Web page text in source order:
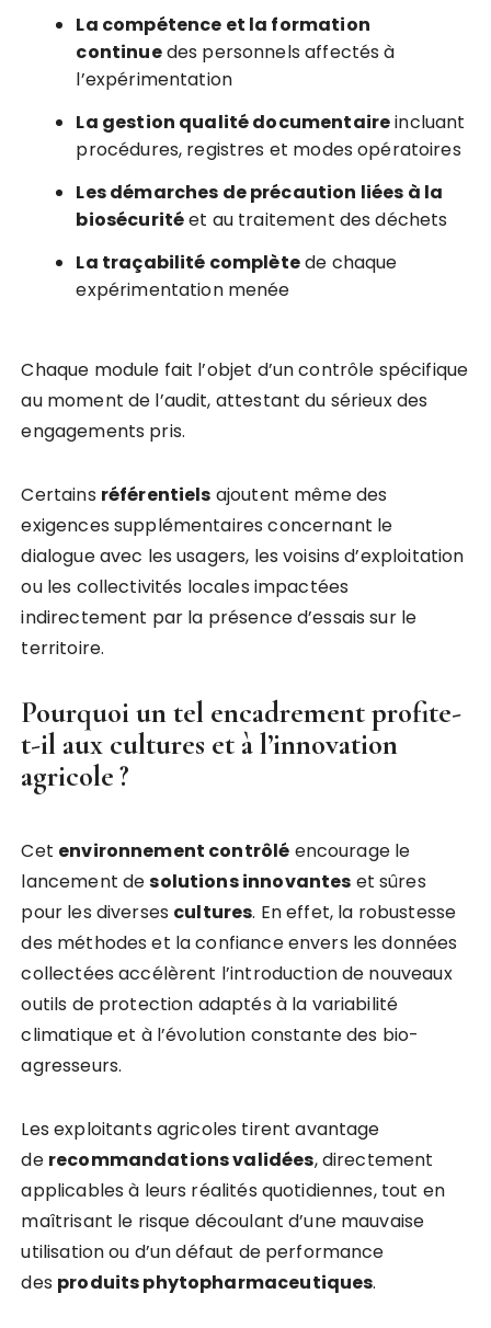
La compétence et la formation
continuedes personnels affectés à
l’expérimentation
La gestion qualité documentaireincluant
procédures, registres et modes opératoires
Les démarches de précaution liées à la
biosécuritéet au traitement des déchets
La traçabilité complètede chaque
expérimentation menée
Chaque module fait l’objet d’un contrôle spécifique
au moment de l’audit, attestant du sérieux des
engagements pris.
Certains référentiels ajoutent même des
exigences supplémentaires concernant le
dialogue avec les usagers, les voisins d’exploitation
ou les collectivités locales impactées
indirectement par la présence d’essais sur le
territoire.
Pourquoi un tel encadrement profite-
t-il aux cultures et à l’innovation
agricole ?
Cet environnement contrôlé encourage le
lancement desolutions innovantes et sûres
pour les diverses cultures. En effet, la robustesse
des méthodes et la confiance envers les données
collectées accélèrent l’introduction de nouveaux
outils de protection adaptés à la variabilité
climatique et à l’évolution constante des bio-
agresseurs.
Les exploitants agricoles tirent avantage
de recommandations validées, directement
applicables à leurs réalités quotidiennes, tout en
maîtrisant le risque découlant d’une mauvaise
utilisation ou d’un défaut de performance
des produits phytopharmaceutiques.